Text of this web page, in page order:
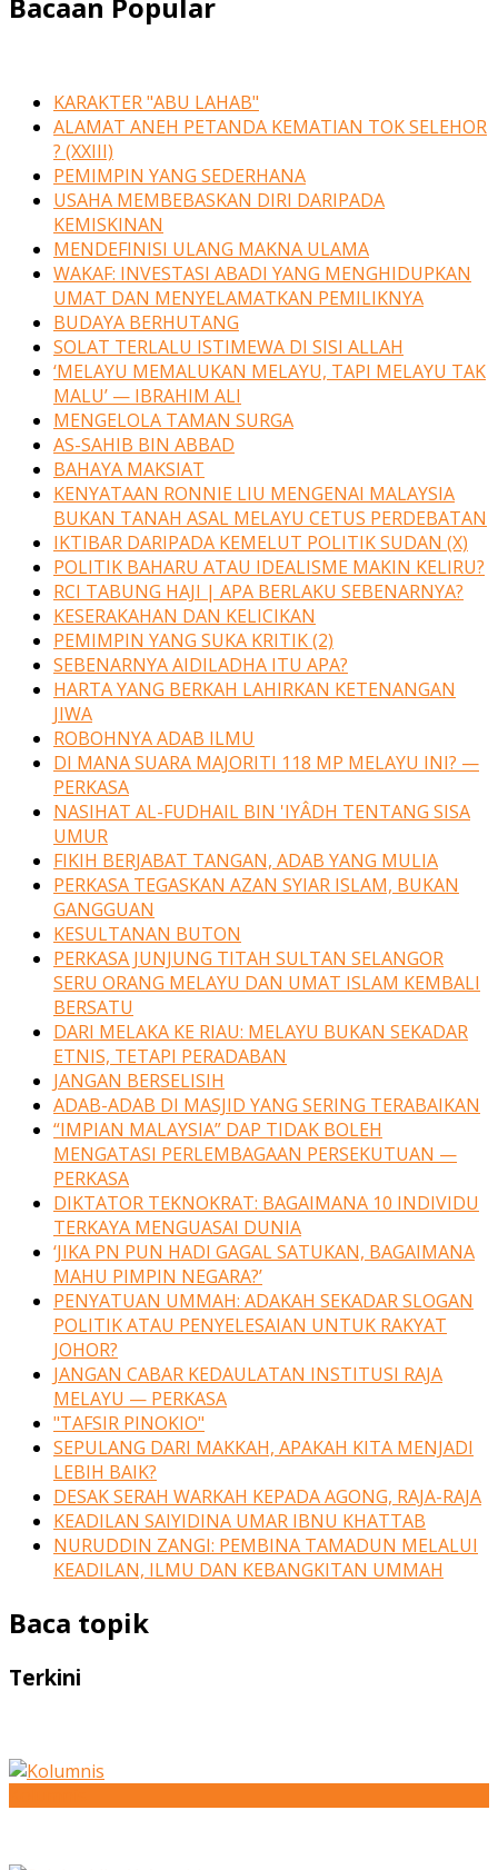
Bacaan Popular
KARAKTER "ABU LAHAB"
ALAMAT ANEH PETANDA KEMATIAN TOK SELEHOR
? (XXIII)
PEMIMPIN YANG SEDERHANA
USAHA MEMBEBASKAN DIRI DARIPADA
KEMISKINAN
MENDEFINISI ULANG MAKNA ULAMA
WAKAF: INVESTASI ABADI YANG MENGHIDUPKAN
UMAT DAN MENYELAMATKAN PEMILIKNYA
BUDAYA BERHUTANG
SOLAT TERLALU ISTIMEWA DI SISI ALLAH
‘MELAYU MEMALUKAN MELAYU, TAPI MELAYU TAK
MALU’ — IBRAHIM ALI
MENGELOLA TAMAN SURGA
AS-SAHIB BIN ABBAD
BAHAYA MAKSIAT
KENYATAAN RONNIE LIU MENGENAI MALAYSIA
BUKAN TANAH ASAL MELAYU CETUS PERDEBATAN
IKTIBAR DARIPADA KEMELUT POLITIK SUDAN (X)
POLITIK BAHARU ATAU IDEALISME MAKIN KELIRU?
RCI TABUNG HAJI | APA BERLAKU SEBENARNYA?
KESERAKAHAN DAN KELICIKAN
PEMIMPIN YANG SUKA KRITIK (2)
SEBENARNYA AIDILADHA ITU APA?
HARTA YANG BERKAH LAHIRKAN KETENANGAN
JIWA
ROBOHNYA ADAB ILMU
DI MANA SUARA MAJORITI 118 MP MELAYU INI? —
PERKASA
NASIHAT AL-FUDHAIL BIN 'IYÂDH TENTANG SISA
UMUR
FIKIH BERJABAT TANGAN, ADAB YANG MULIA
PERKASA TEGASKAN AZAN SYIAR ISLAM, BUKAN
GANGGUAN
KESULTANAN BUTON
PERKASA JUNJUNG TITAH SULTAN SELANGOR
SERU ORANG MELAYU DAN UMAT ISLAM KEMBALI
BERSATU
DARI MELAKA KE RIAU: MELAYU BUKAN SEKADAR
ETNIS, TETAPI PERADABAN
JANGAN BERSELISIH
ADAB-ADAB DI MASJID YANG SERING TERABAIKAN
“IMPIAN MALAYSIA” DAP TIDAK BOLEH
MENGATASI PERLEMBAGAAN PERSEKUTUAN —
PERKASA
DIKTATOR TEKNOKRAT: BAGAIMANA 10 INDIVIDU
TERKAYA MENGUASAI DUNIA
‘JIKA PN PUN HADI GAGAL SATUKAN, BAGAIMANA
MAHU PIMPIN NEGARA?’
PENYATUAN UMMAH: ADAKAH SEKADAR SLOGAN
POLITIK ATAU PENYELESAIAN UNTUK RAKYAT
JOHOR?
JANGAN CABAR KEDAULATAN INSTITUSI RAJA
MELAYU — PERKASA
"TAFSIR PINOKIO"
SEPULANG DARI MAKKAH, APAKAH KITA MENJADI
LEBIH BAIK?
DESAK SERAH WARKAH KEPADA AGONG, RAJA-RAJA
KEADILAN SAIYIDINA UMAR IBNU KHATTAB
NURUDDIN ZANGI: PEMBINA TAMADUN MELALUI
KEADILAN, ILMU DAN KEBANGKITAN UMMAH
Baca topik
Terkini